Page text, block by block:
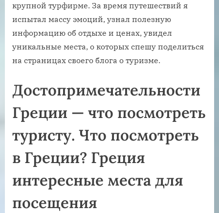
крупной турфирме. За время путешествий я
испытал массу эмоций, узнал полезную
информацию об отдыхе и ценах, увидел
уникальные места, о которых спешу поделиться
на страницах своего блога о туризме.
Достопримечательности
Греции — что посмотреть
туристу. Что посмотреть
в Греции? Греция
интересные места для
посещения